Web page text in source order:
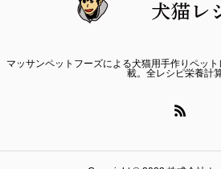
マッサンペットフーズによる犬猫用手作りペッ
載。全レシピ栄養計